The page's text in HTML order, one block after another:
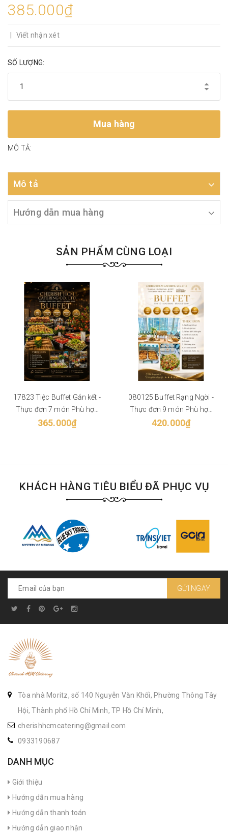
385.000₫
Viết nhận xét
SỐ LƯỢNG:
Mua hàng
MÔ TẢ:
Mô tả
Hướng dẫn mua hàng
SẢN PHẨM CÙNG LOẠI
17823 Tiệc Buffet Gắn kết -
Thực đơn 7 món Phù hợp
từ 50 khách
365.000₫
080125 Buffet Rạng Ngời -
Thực đơn 9 món Phù hợp
từ 20 khách
420.000₫
KHÁCH HÀNG TIÊU BIỂU ĐÃ PHỤC VỤ
GỬI NGAY
Tòa nhà Moritz, số 140 Nguyễn Văn Khối, Phường Thông Tây
Hội, Thành phố Hồ Chí Minh, TP Hồ Chí Minh,
cherishhcmcatering@gmail.com
0933190687
DANH MỤC
Giới thiệu
Hướng dẫn mua hàng
Hướng dẫn thanh toán
Hướng dẫn giao nhận